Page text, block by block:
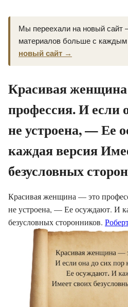
Мы переехали на новый сайт
материалов больше с
новый сайт →
Красивая
профессия. И если
не устроена, — Ее
каждая версия
безусловных
Красивая женщина — это
не устроена, — Ее осуждают. И
безусловных сторонников.